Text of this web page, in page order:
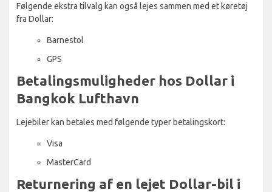
Følgende ekstra tilvalg kan også lejes sammen med et køretøj
fra Dollar:
Barnestol
GPS
Betalingsmuligheder hos Dollar i
Bangkok Lufthavn
Lejebiler kan betales med følgende typer betalingskort:
Visa
MasterCard
Returnering af en lejet Dollar-bil i